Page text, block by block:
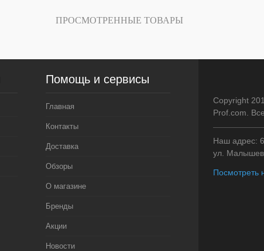
ПРОСМОТРЕННЫЕ ТОВАРЫ
Помощь и сервисы
Главная
Контакты
Доставка
Обзоры
О магазине
Бренды
Акции
Новости
Copyright
Prof.com.
Наш адрес:
ул.
Посмотреть